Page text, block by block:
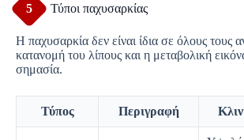
5 Τύποι παχυσαρκίας
Η παχυσαρκία δεν είναι ίδια σε όλους τους
κατανομή του λίπους και η μεταβολική
σημασία.
Τύπος Περιγραφή